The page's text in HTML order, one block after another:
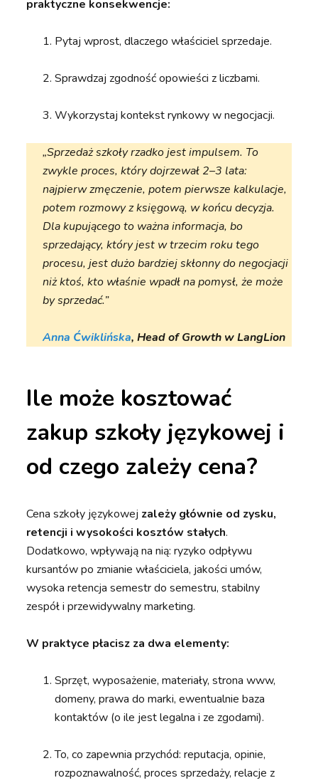
praktyczne konsekwencje:
Pytaj wprost, dlaczego właściciel sprzedaje.
Sprawdzaj zgodność opowieści z liczbami.
Wykorzystaj kontekst rynkowy w negocjacji.
„Sprzedaż szkoły rzadko jest impulsem. To
zwykle proces, który dojrzewał 2–3 lata:
najpierw zmęczenie, potem pierwsze kalkulacje,
potem rozmowy z księgową, w końcu decyzja.
Dla kupującego to ważna informacja, bo
sprzedający, który jest w trzecim roku tego
procesu, jest dużo bardziej skłonny do negocjacji
niż ktoś, kto właśnie wpadł na pomysł, że może
by sprzedać.”
Anna Ćwiklińska, Head of Growth w LangLion
Ile może kosztować
zakup szkoły językowej i
od czego zależy cena?
Cena szkoły językowej zależy głównie od zysku,
retencji i wysokości kosztów stałych.
Dodatkowo, wpływają na nią: ryzyko odpływu
kursantów po zmianie właściciela, jakości umów,
wysoka retencja semestr do semestru, stabilny
zespół i przewidywalny marketing.
W praktyce płacisz za dwa elementy:
Sprzęt, wyposażenie, materiały, strona www,
domeny, prawa do marki, ewentualnie baza
kontaktów (o ile jest legalna i ze zgodami).
To, co zapewnia przychód: reputacja, opinie,
rozpoznawalność, proces sprzedaży, relacje z